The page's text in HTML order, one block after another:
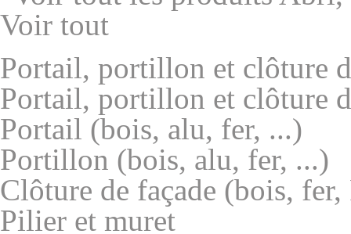
Voir tout
Portail, portillon et clôture
Portail, portillon et clôture
Portail (bois, alu, fer, ...)
Portillon (bois, alu, fer, ...)
Clôture de façade (bois,
Pilier et muret